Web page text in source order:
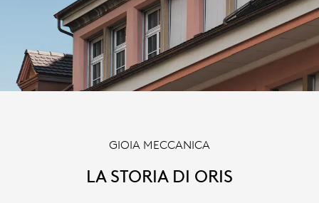
GIOIA MECCANICA
LA STORIA DI ORIS